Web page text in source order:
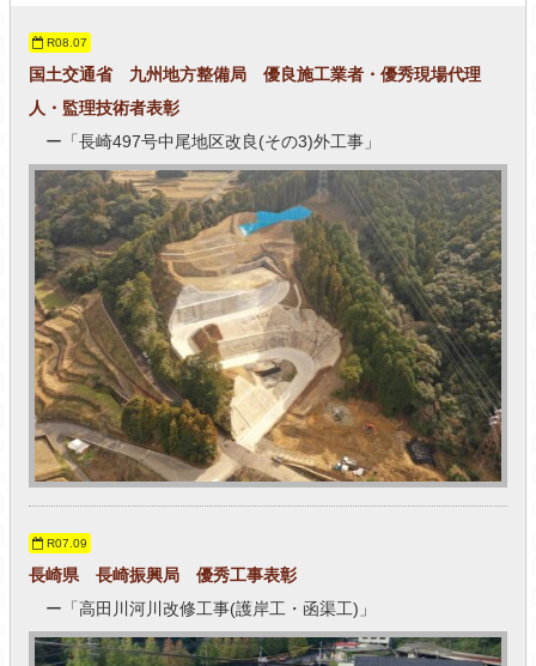
R08.07
国土交通省 九州地方整備局 優良施工業者・優秀現場代理
人・監理技術者表彰
ー「長崎497号中尾地区改良(その3)外工事」
R07.09
長崎県 長崎振興局 優秀工事表彰
ー「高田川河川改修工事(護岸工・函渠工)」